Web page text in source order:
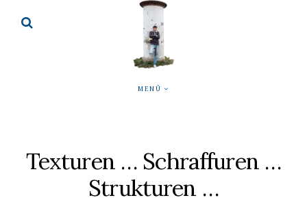
MENÜ
Texturen … Schraffuren …
Strukturen …